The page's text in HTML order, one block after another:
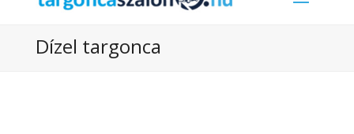
Dízel targonca